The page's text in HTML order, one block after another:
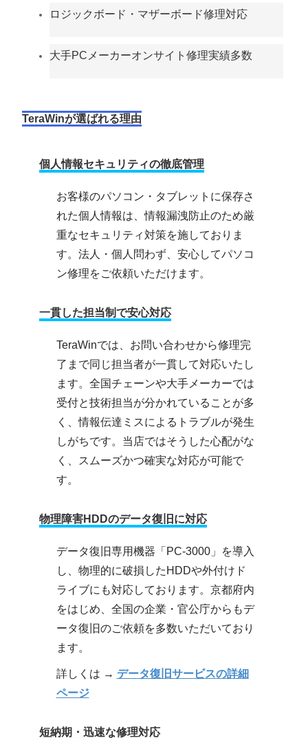
ロジックボード・マザーボード修理対応
大手PCメーカーオンサイト修理実績多数
TeraWinが選ばれる理由
個人情報セキュリティの徹底管理
お客様のパソコン・タブレットに保存さ
れた個人情報は、情報漏洩防止のため厳
重なセキュリティ対策を施しておりま
す。法人・個人問わず、安心してパソコ
ン修理をご依頼いただけます。
一貫した担当制で安心対応
TeraWinでは、お問い合わせから修理完
了まで同じ担当者が一貫して対応いたし
ます。全国チェーンや大手メーカーでは
受付と技術担当が分かれていることが多
く、情報伝達ミスによるトラブルが発生
しがちです。当店ではそうした心配がな
く、スムーズかつ確実な対応が可能で
す。
物理障害HDDのデータ復旧に対応
データ復旧専用機器「PC-3000」を導入
し、物理的に破損したHDDや外付けド
ライブにも対応しております。京都府内
をはじめ、全国の企業・官公庁からもデ
ータ復旧のご依頼を多数いただいており
ます。
詳しくは → データ復旧サービスの詳細
ページ
短納期・迅速な修理対応